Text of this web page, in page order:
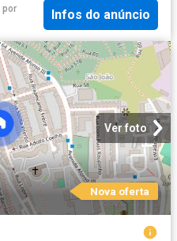
por
Infos do anúncio
Ver foto
Nova oferta